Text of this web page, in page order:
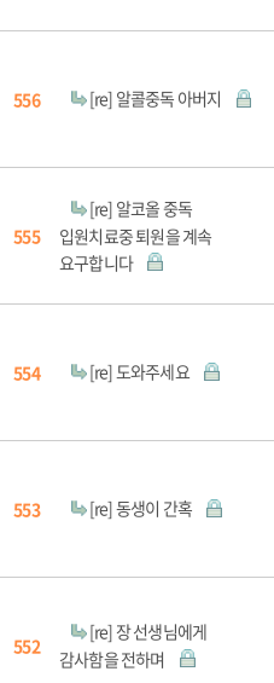
556 [re] 알콜중독 아버지
555
[re] 알코올 중독
입원치료중 퇴원을 계속
요구합니다
554 [re] 도와주세요
553 [re] 동생이 간혹
552
[re] 장 선생님에게
감사함을 전하며